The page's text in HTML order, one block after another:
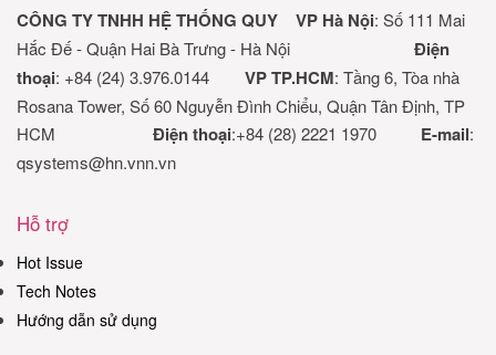
CÔNG TY TNHH HỆ THỐNG QUY VP Hà Nội: Số 111 Mai
Hắc Đế - Quận Hai Bà Trưng - Hà Nội Điện
thoại: +84 (24) 3.976.0144 VP TP.HCM: Tầng 6, Tòa nhà
Rosana Tower, Số 60 Nguyễn Đình Chiểu, Quận Tân Định, TP
HCM Điện thoại:+84 (28) 2221 1970 E-mail:
qsystems@hn.vnn.vn
Hỗ trợ
Hot Issue
Tech Notes
Hướng dẫn sử dụng